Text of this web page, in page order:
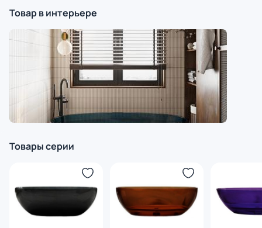
Товар в интерьере
Товары серии